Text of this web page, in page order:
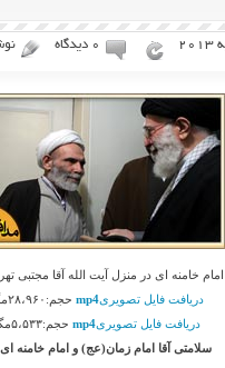
۰ دیدگاه
خامنه ای در منزل آیت الله آقا مجتبی
دریافت فایل تصویریmp4 حجم:۲۸،۹۶۰مگابایت
دریافت فایل تصویریmp4 حجم:۵،۵۳۳مگابایت
سلامتی آقا امام زمان(عج) و امام خامنه